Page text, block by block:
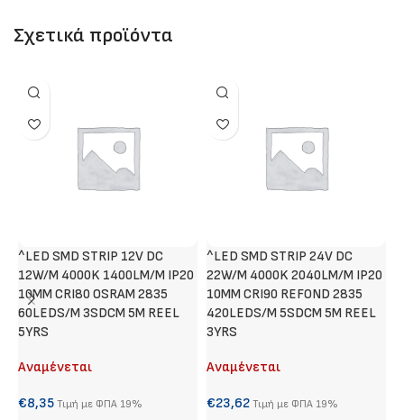
Σχετικά προϊόντα
^LED SMD STRIP 12V DC
12W/M 4000K 1400LM/M IP20
10MM CRI80 OSRAM 2835
60LEDS/M 3SDCM 5M REEL
5YRS
Αναμένεται
€8,35 Τιμή με ΦΠΑ 19%
^LED SMD STRIP 24V DC
22W/M 4000K 2040LM/M IP20
10MM CRI90 REFOND 2835
420LEDS/M 5SDCM 5M REEL
3YRS
Αναμένεται
€23,62 Τιμή με ΦΠΑ 19%